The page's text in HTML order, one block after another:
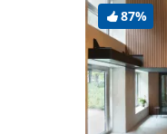
87%